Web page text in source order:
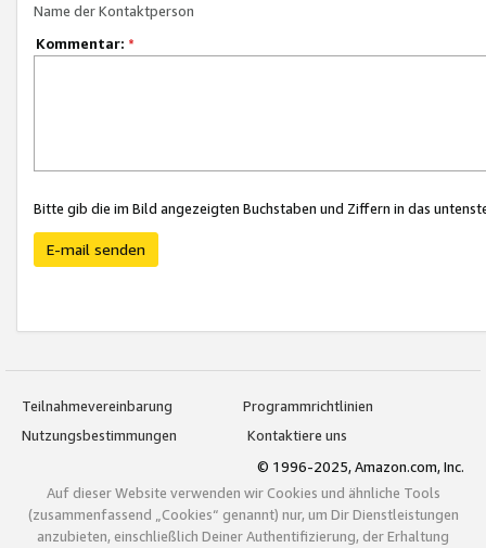
Name der Kontaktperson
Kommentar: *
Bitte gib die im Bild angezeigten Buchstaben und Ziffern in das
E-mail senden
Teilnahmevereinbarung
Programmrichtlinien
Nutzungsbestimmungen
Kontaktiere uns
© 1996-2025, Amazon.com, Inc.
Auf dieser Website verwenden wir Cookies und ähnliche Tools
(zusammenfassend „Cookies“ genannt) nur, um Dir Dienstleistungen
anzubieten, einschließlich Deiner Authentifizierung, der Erhaltung